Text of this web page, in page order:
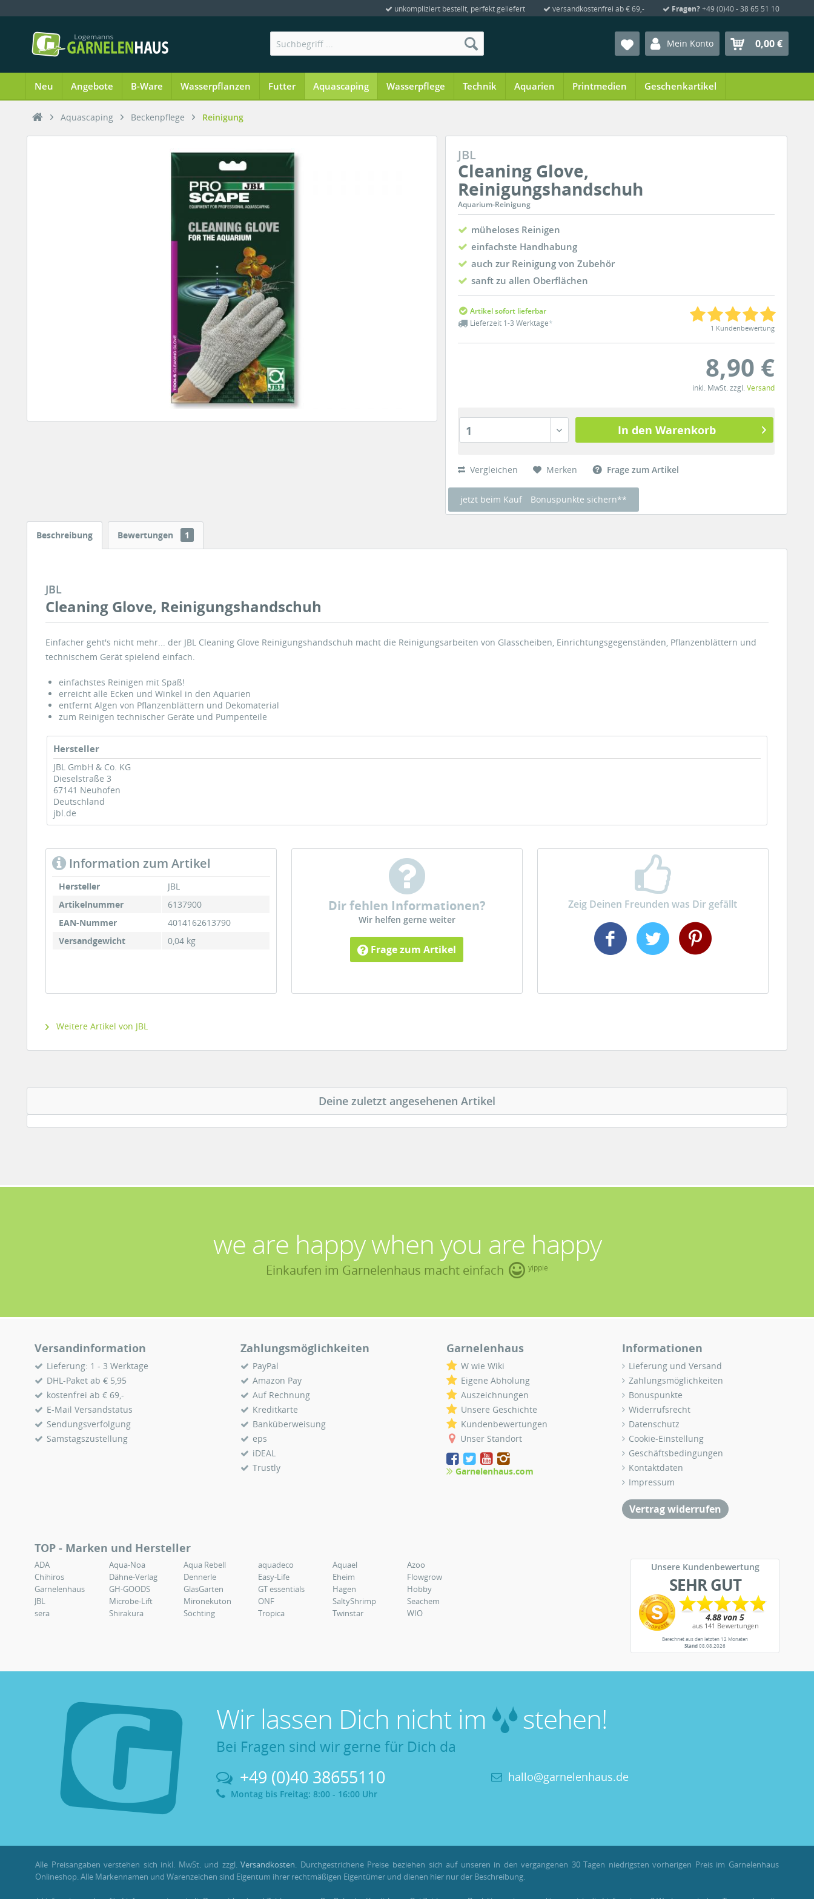
unkompliziert bestellt, perfekt geliefert versandkostenfrei ab € 69,- Fragen?+49 (0)40 - 38 65 51 10
Mein Konto 0,00 €
Neu Angebote B-Ware Wasserpflanzen Futter Aquascaping Wasserpflege Technik Aquarien Printmedien Geschenkartikel
Aquascaping Beckenpflege Reinigung
JBL
Cleaning Glove,
Reinigungshandschuh
Aquarium-Reinigung
müheloses Reinigen
einfachste Handhabung
auch zur Reinigung von Zubehör
sanft zu allen Oberflächen
Artikel sofort lieferbar
Lieferzeit 1-3 Werktage* 1 Kundenbewertung
8,90 €
inkl. MwSt. zzgl. Versand
1 In den Warenkorb
Vergleichen Merken Frage zum Artikel
jetzt beim Kauf Bonuspunkte sichern**
Beschreibung Bewertungen 1
JBL
Cleaning Glove, Reinigungshandschuh
Einfacher geht's nicht mehr... der JBL Cleaning Glove Reinigungshandschuh macht die Reinigungsarbeiten von Glasscheiben, Einrichtungsgegenständen, Pflanzenblättern und
technischem Gerät spielend einfach.
einfachstes Reinigen mit Spaß!
erreicht alle Ecken und Winkel in den Aquarien
entfernt Algen von Pflanzenblättern und Dekomaterial
zum Reinigen technischer Geräte und Pumpenteile
Hersteller
JBL GmbH & Co. KG
Dieselstraße 3
67141 Neuhofen
Deutschland
jbl.de
Information zum Artikel
Hersteller
JBL
Artikelnummer
6137900
EAN-Nummer
4014162613790
Versandgewicht
0,04 kg
Dir fehlen Informationen?
Wir helfen gerne weiter
Frage zum Artikel
Zeig Deinen Freunden was Dir gefällt
Weitere Artikel von JBL
Deine zuletzt angesehenen Artikel
we are happy when you are happy
Einkaufen im Garnelenhaus macht einfach yippie
Versandinformation
Lieferung: 1 - 3 Werktage
DHL-Paket ab € 5,95
kostenfrei ab € 69,-
E-Mail Versandstatus
Sendungsverfolgung
Samstagszustellung
Zahlungsmöglichkeiten
PayPal
Amazon Pay
Auf Rechnung
Kreditkarte
Banküberweisung
eps
iDEAL
Trustly
Garnelenhaus
W wie Wiki
Eigene Abholung
Auszeichnungen
Unsere Geschichte
Kundenbewertungen
Unser Standort
Garnelenhaus.com
Informationen
Lieferung und Versand
Zahlungsmöglichkeiten
Bonuspunkte
Widerrufsrecht
Datenschutz
Cookie-Einstellung
Geschäftsbedingungen
Kontaktdaten
Impressum
Vertrag widerrufen
TOP - Marken und Hersteller
ADA Aqua-Noa Aqua Rebell aquadeco Aquael
Azoo
Chihiros
Dähne-Verlag Dennerle Easy-Life Eheim
Flowgrow
Garnelenhaus
GH-GOODS GlasGarten GT essentials Hagen
Hobby
JBL
Microbe-Lift Mironekuton ONF SaltyShrimp
Seachem
sera
Shirakura Söchting Tropica Twinstar WIO
Unsere Kundenbewertung
SEHR GUT
Berechnet aus den letzten 12 Monaten
Stand08.08.2026
Wir lassen Dich nicht im stehen!
Bei Fragen sind wir gerne für Dich da
+49 (0)40 38655110
Montag bis Freitag: 8:00 - 16:00 Uhr
hallo@garnelenhaus.de
Alle Preisangaben verstehen sich inkl. MwSt. und zzgl.Versandkosten. Durchgestrichene Preise beziehen sich auf unseren in den vergangenen 30 Tagen niedrigsten vorherigen Preis im Garnelenhaus
Onlineshop. Alle Markennamen und Warenzeichen sind Eigentum ihrer rechtmäßigen Eigentümer und dienen hier nur der Beschreibung.